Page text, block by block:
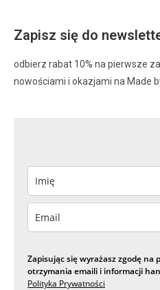
Zapisz się do
odbierz rabat 10% na pierwsze
nowościami i okazjami na Made
Zapisując się wyrażasz zgodę
otrzymania emaili i informacji
Polityka Prywatności